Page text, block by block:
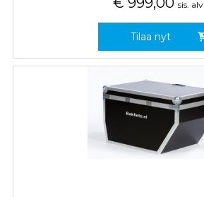
sis. alv
Tilaa nyt